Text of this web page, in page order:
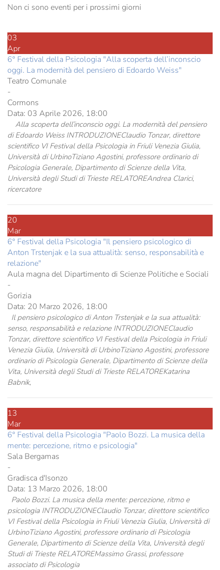
Non ci sono eventi per i prossimi giorni
03
Apr
6° Festival della Psicologia "Alla scoperta dell’inconscio
oggi. La modernità del pensiero di Edoardo Weiss"
Teatro Comunale
-
Cormons
Data: 03 Aprile 2026, 18:00
Alla scoperta dell’inconscio oggi. La modernità del pensiero
di Edoardo Weiss INTRODUZIONEClaudio Tonzar, direttore
scientifico VI Festival della Psicologia in Friuli Venezia Giulia,
Università di UrbinoTiziano Agostini, professore ordinario di
Psicologia Generale, Dipartimento di Scienze della Vita,
Università degli Studi di Trieste RELATOREAndrea Clarici,
ricercatore
20
Mar
6° Festival della Psicologia "Il pensiero psicologico di
Anton Trstenjak e la sua attualità: senso, responsabilità e
relazione"
Aula magna del Dipartimento di Scienze Politiche e Sociali
-
Gorizia
Data: 20 Marzo 2026, 18:00
Il pensiero psicologico di Anton Trstenjak e la sua attualità:
senso, responsabilità e relazione INTRODUZIONEClaudio
Tonzar, direttore scientifico VI Festival della Psicologia in Friuli
Venezia Giulia, Università di UrbinoTiziano Agostini, professore
ordinario di Psicologia Generale, Dipartimento di Scienze della
Vita, Università degli Studi di Trieste RELATOREKatarina
Babnik,
13
Mar
6° Festival della Psicologia "Paolo Bozzi. La musica della
mente: percezione, ritmo e psicologia"
Sala Bergamas
-
Gradisca d'Isonzo
Data: 13 Marzo 2026, 18:00
Paolo Bozzi. La musica della mente: percezione, ritmo e
psicologia INTRODUZIONEClaudio Tonzar, direttore scientifico
VI Festival della Psicologia in Friuli Venezia Giulia, Università di
UrbinoTiziano Agostini, professore ordinario di Psicologia
Generale, Dipartimento di Scienze della Vita, Università degli
Studi di Trieste RELATOREMassimo Grassi, professore
associato di Psicologia